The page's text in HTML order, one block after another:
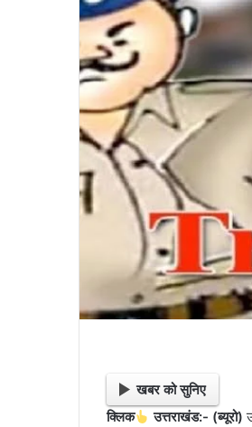
खबर को सुनिए
क्लिक
उत्तराखंड:- (ब्यूरो)